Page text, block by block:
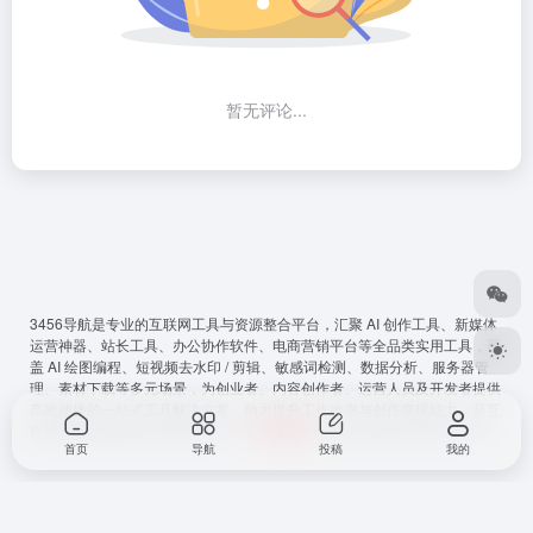
暂无评论...
3456导航是专业的互联网工具与资源整合平台，汇聚 AI 创作工具、新媒体
运营神器、站长工具、办公协作软件、电商营销平台等全品类实用工具，覆
盖 AI 绘图编程、短视频去水印 / 剪辑、敏感词检测、数据分析、服务器管
理、素材下载等多元场景，为创业者、内容创作者、运营人员及开发者提供
高效便捷的一站式工具解决方案，助力提升工作效率与创作变现能力，是互
联网从必备的宝藏工具导航平台。
：鲁ICP备2024128794号-4
首页 导航 投稿 我的